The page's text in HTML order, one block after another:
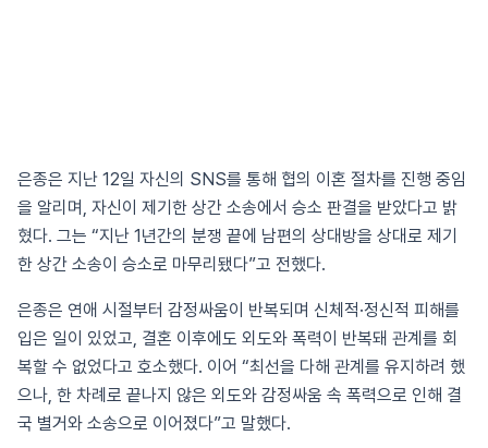
은종은 지난 12일 자신의 SNS를 통해 협의 이혼 절차를 진행 중임
을 알리며, 자신이 제기한 상간 소송에서 승소 판결을 받았다고 밝
혔다. 그는 “지난 1년간의 분쟁 끝에 남편의 상대방을 상대로 제기
한 상간 소송이 승소로 마무리됐다”고 전했다.
은종은 연애 시절부터 감정싸움이 반복되며 신체적·정신적 피해를
입은 일이 있었고, 결혼 이후에도 외도와 폭력이 반복돼 관계를 회
복할 수 없었다고 호소했다. 이어 “최선을 다해 관계를 유지하려 했
으나, 한 차례로 끝나지 않은 외도와 감정싸움 속 폭력으로 인해 결
국 별거와 소송으로 이어졌다”고 말했다.